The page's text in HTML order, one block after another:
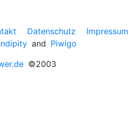
Datenschutz
Impressum
and Piwigo
©2003